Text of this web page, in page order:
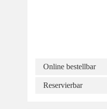
Online bestellbar
Reservierbar